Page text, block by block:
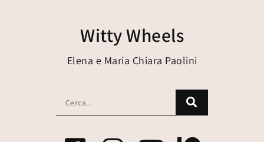
Witty Wheels
Elena e Maria Chiara Paolini